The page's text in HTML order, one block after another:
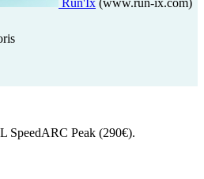
Run'Ix (www.run-ix.com)
SpeedARC Peak (290€).